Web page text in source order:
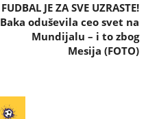
FUDBAL JE ZA SVE UZRASTE!
Baka oduševila ceo svet na
Mundijalu – i to zbog
Mesija (FOTO)